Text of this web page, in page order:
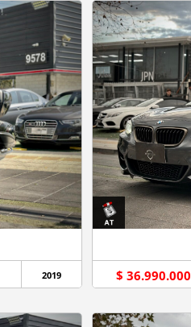
2019 $ 36.990.000